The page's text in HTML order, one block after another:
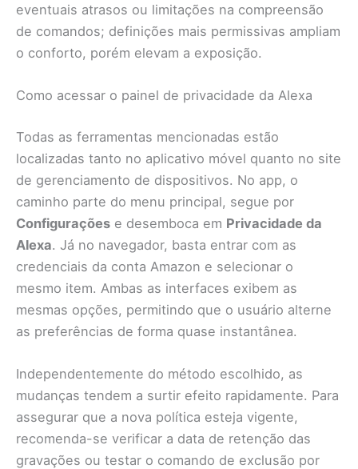
eventuais atrasos ou limitações na compreensão
de comandos; definições mais permissivas ampliam
o conforto, porém elevam a exposição.
Como acessar o painel de privacidade da Alexa
Todas as ferramentas mencionadas estão
localizadas tanto no aplicativo móvel quanto no site
de gerenciamento de dispositivos. No app, o
caminho parte do menu principal, segue por
Configurações e desemboca em Privacidade da
Alexa. Já no navegador, basta entrar com as
credenciais da conta Amazon e selecionar o
mesmo item. Ambas as interfaces exibem as
mesmas opções, permitindo que o usuário alterne
as preferências de forma quase instantânea.
Independentemente do método escolhido, as
mudanças tendem a surtir efeito rapidamente. Para
assegurar que a nova política esteja vigente,
recomenda-se verificar a data de retenção das
gravações ou testar o comando de exclusão por